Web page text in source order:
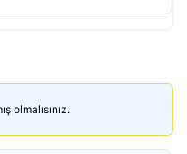
olmalısınız.